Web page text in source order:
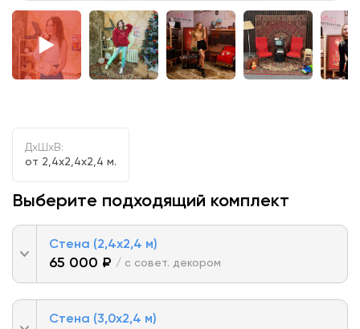
ДxШxВ:
от 2,4x2,4x2,4 м.
Выберите подходящий комплект
Стена (2,4х2,4 м)
65 000 ₽ / с совет. декором
Стена (3,0х2,4 м)